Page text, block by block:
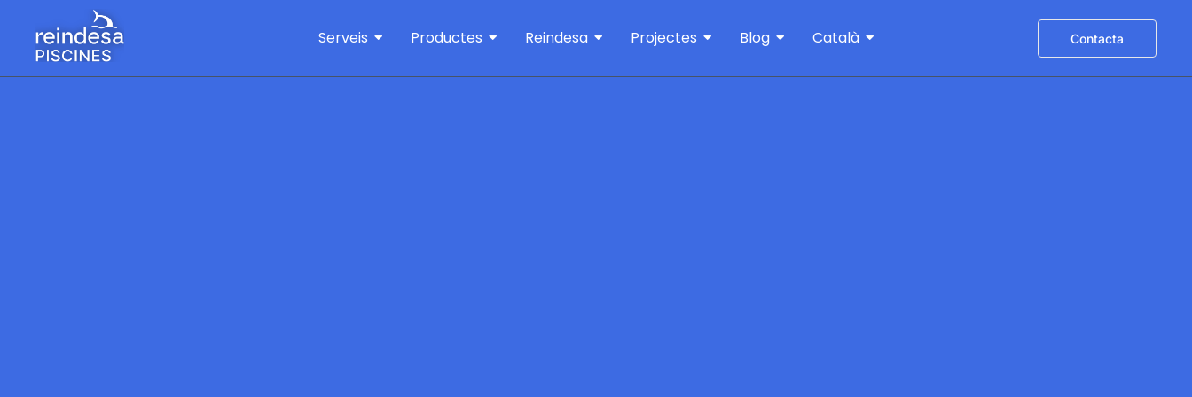
Serveis Productes Reindesa Projectes Blog Català Contacta